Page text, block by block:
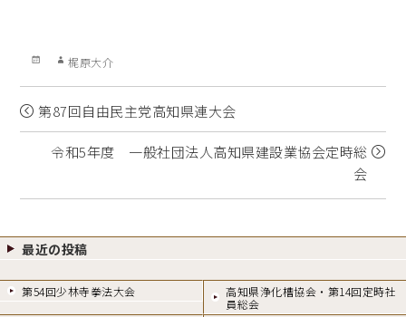
PostedAuthor
梶原大介
第87回自由民主党高知県連大会
令和5年度 一般社団法人高知県建設業協会定時総
会
最近の投稿
第54回少林寺拳法大会
高知県浄化槽協会・第14回定時社
員総会